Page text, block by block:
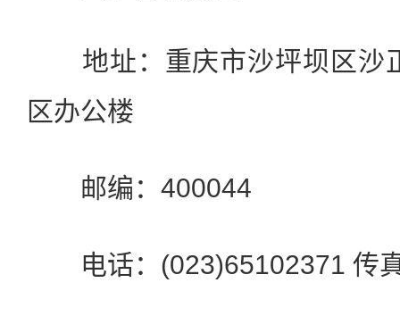
地址：重庆市沙坪坝区沙
区办公楼
邮编：400044
电话：(023)65102371 传